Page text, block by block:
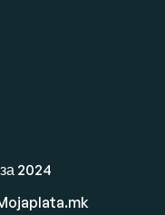
2024
Mojaplata.mk